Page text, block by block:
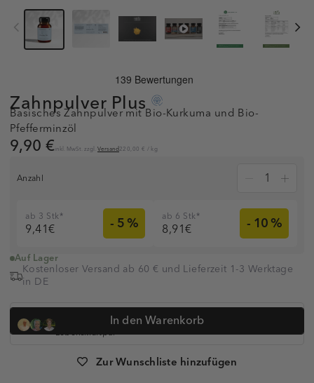
ZahnpulverPlus
Basisches Zahnpulver mit Bio-Kurkuma und Bio-
Pfefferminzöl
9,90 € inkl. MwSt. zzgl. Versand220,00 € / kg
Anzahl
ab 3 Stk*
9,41€ - 5 % ab 6 Stk*
8,91€ - 10 %
Auf Lager
Kostenloser Versand ab 60 € und Lieferzeit 1-3 Werktage
in DE
In den Warenkorb
Zur Wunschliste hinzufügen
Dr. med. Simon Feldhaus, Heilpraktikerin Anna Koop, Dr.
Anne-Kathrin Huge undüber 320.000 Kunden vertrauen auf
Lebenskraftpur